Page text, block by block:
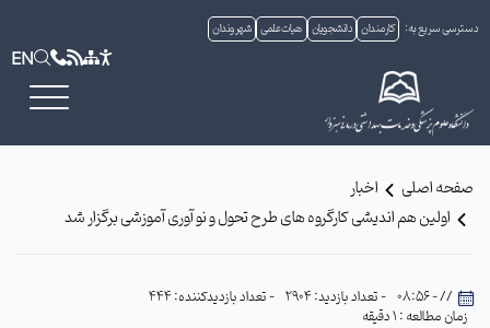
دسترسی سریع به: کارمندان دانشجویان هیات علمی شهروندان
EN
صفحه اصلی
اخبار
اولین هم اندیشی کارگروه های طرح تحول و نو آوری آموزشی برگزار شد
// - 08:56 - تعداد بازدید: 2904
- تعداد بازدیدکننده: 444
زمان مطالعه : 1 دقیقه